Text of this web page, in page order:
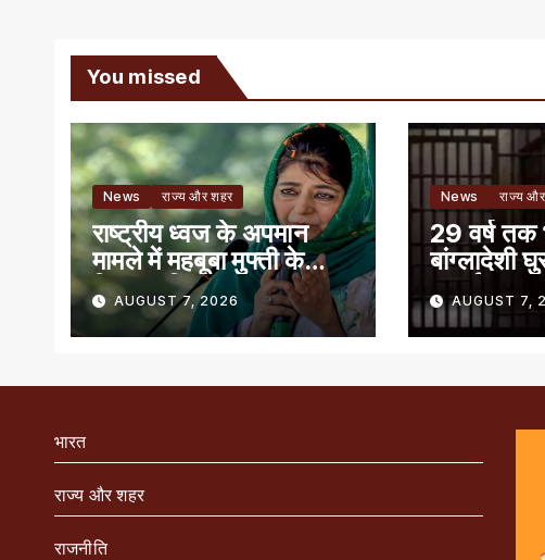
You missed
News राज्य और शहर
राष्ट्रीय ध्वज के अपमान
मामले में महबूबा मुफ्ती के
खिलाफ शिकायत
AUGUST 7, 2026
News राज्य
29 वर्ष तक
बांग्लादेशी
सुनाई 7
AUGUST 7,
भारत
राज्य और शहर
राजनीति